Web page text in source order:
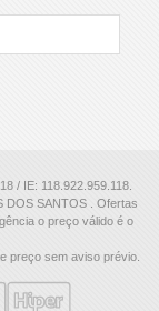
/ IE: 118.922.959.118.
DOS SANTOS . Ofertas
o preço válido é o
preço sem aviso prévio.